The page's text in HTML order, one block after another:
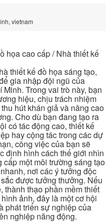
vietnam
họa cao cấp / Nhà thiết kế
thiết kế đồ họa sáng tạo,
gia nhập đội ngũ của
Trong vai trò này, bạn
hiệu, chịu trách nhiệm
hút khán giả và nâng cao
Cho dù bạn đang tạo ra
có tác động cao, thiết kế
hay cộng tác trong các dự
công việc của bạn sẽ
định hình cách thế giới nhìn
một môi trường sáng tạo
nơi các ý tưởng độc
được tưởng thưởng. Nếu
thành thạo phần mềm thiết
ảnh, đây là một cơ hội
phát triển sự nghiệp của
nghiệp năng động.